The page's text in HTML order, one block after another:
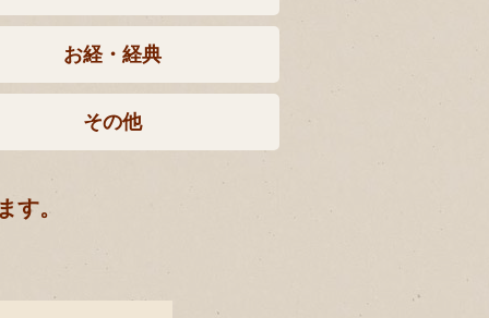
お経・経典
その他
す。